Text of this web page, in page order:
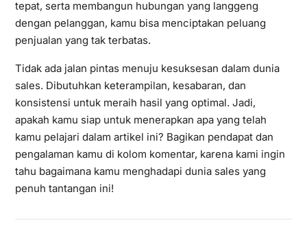
tepat, serta membangun hubungan yang langgeng
dengan pelanggan, kamu bisa menciptakan peluang
penjualan yang tak terbatas.
Tidak ada jalan pintas menuju kesuksesan dalam dunia
sales. Dibutuhkan keterampilan, kesabaran, dan
konsistensi untuk meraih hasil yang optimal. Jadi,
apakah kamu siap untuk menerapkan apa yang telah
kamu pelajari dalam artikel ini? Bagikan pendapat dan
pengalaman kamu di kolom komentar, karena kami ingin
tahu bagaimana kamu menghadapi dunia sales yang
penuh tantangan ini!